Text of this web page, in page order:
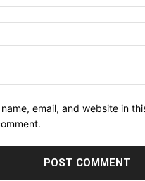
email, and website in